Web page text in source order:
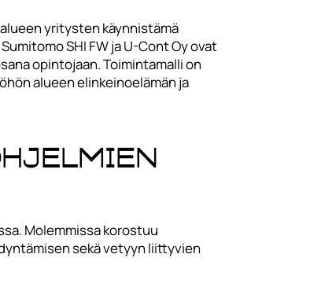
yritysten käynnistämä
SHI FW ja U-Cont Oy ovat
opintojaan. Toimintamalli on
alueen elinkeinoelämän ja
Molemmissa korostuu
sekä vetyyn liittyvien